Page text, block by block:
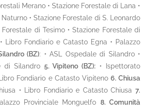
Merano • Stazione Forestale di Lana •
• Stazione Forestale di S. Leonardo
Forestale di Tesimo • Stazione Forestale di
• Libro Fondiario e Catasto Egna • Palazzo
(BZ): • ASL Ospedale di Silandro •
di Silandro 5. Vipiteno (BZ): • Ispettorato
Fondiario e Catasto Vipiteno 6. Chiusa
• Libro Fondiario e Catasto Chiusa 7.
Provinciale Monguelfo 8. Comunità